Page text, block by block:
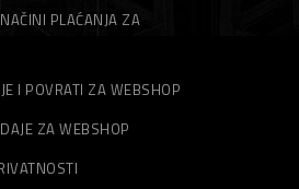
PLAĆANJA ZA
I POVRATI ZA WEBSHOP
ZA WEBSHOP